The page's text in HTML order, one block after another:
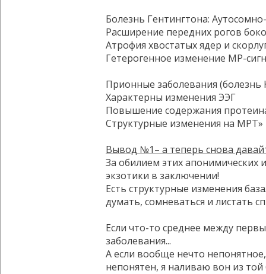
Болезнь Гентингтона:
Расширение передних рогов
Атрофия хвостатых ядер и
Гетерогенное изменение МР-
Прионные заболевания
Характерны изменения ЭЭГ
Повышение содержания
Структурные изменения на МРТ»
Вывод №1– а теперь снова
За обилием этих апонимических
экзотики в заключении!
Есть структурные изменения
думать, сомневаться и листать
Если что-то среднее между
заболевания...
А если вообще нечто
непонятен, я наливаю вон из той